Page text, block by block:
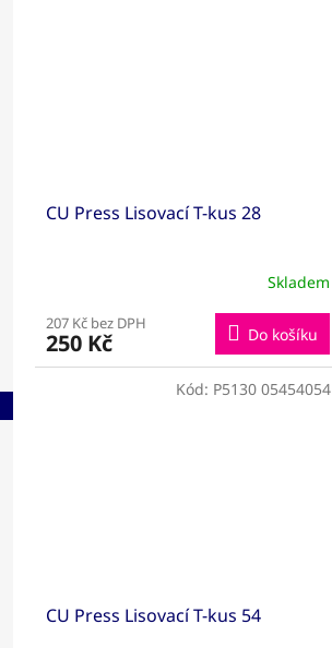
CU Press Lisovací T-kus 28
Skladem
207 Kč bez DPH
250 Kč Do košíku
CU Press Lisovací T-kus 54
Kód: P5130 05454054